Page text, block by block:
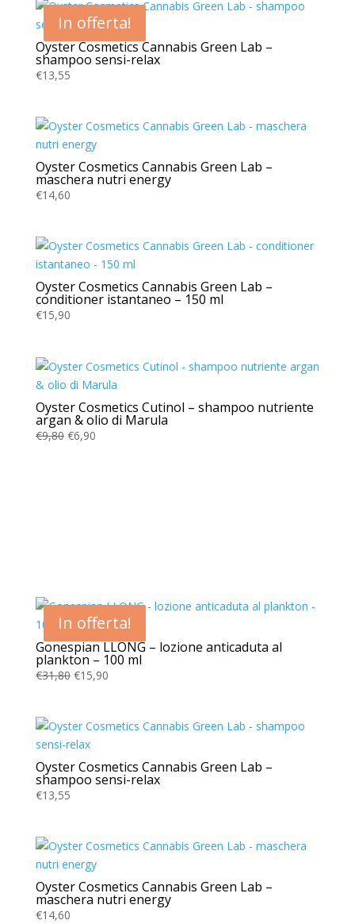
In offerta!
Oyster Cosmetics Cannabis Green Lab –
shampoo sensi-relax
€13,55
In offerta!
Oyster Cosmetics Cannabis Green Lab –
maschera nutri energy
€14,60
Oyster Cosmetics Cannabis Green Lab –
conditioner istantaneo – 150 ml
€15,90
In offerta!
Oyster Cosmetics Cutinol – shampoo nutriente
argan & olio di Marula
€9,80 Il
€6,90Il
In offerta!
Gonespian LLONG – lozione anticaduta al
plankton – 100 ml
€31,80 Il
era:
€31,80.
€15,90Il
è:
In offerta!
Oyster Cosmetics Cannabis Green Lab –
shampoo sensi-relax
€13,55
In offerta!
Oyster Cosmetics Cannabis Green Lab –
maschera nutri energy
€14,60
In offerta!